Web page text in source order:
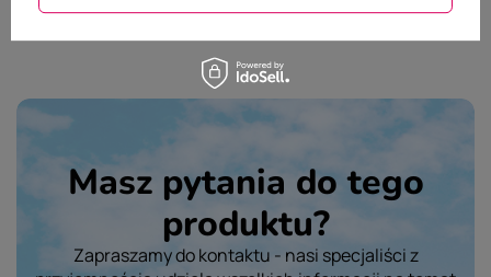
Masz pytania do tego
produktu?
Zapraszamy do kontaktu - nasi specjaliści z